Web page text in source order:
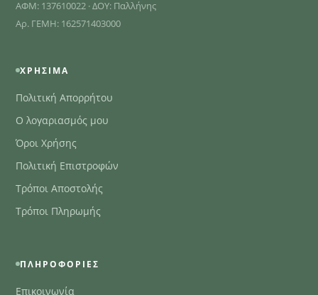
ΑΦΜ: 137610022 · ΔΟΥ: Παλλήνης
Αρ. ΓΕΜΗ: 162571403000
ΧΡΉΣΙΜΑ
Πολιτική Απορρήτου
Ο λογαριασμός μου
Όροι Χρήσης
Πολιτική Επιστροφών
Τρόποι Αποστολής
Τρόποι Πληρωμής
ΠΛΗΡΟΦΟΡΊΕΣ
Επικοινωνία